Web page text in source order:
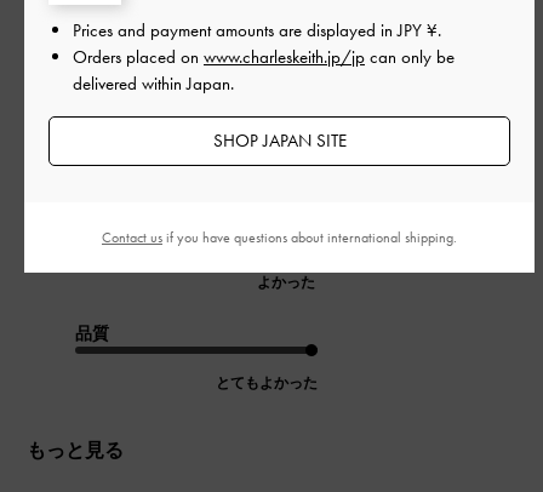
ブラウンは触り心地もつるっとしてて好みです！小銭も出し入
れしやすい！
まだ硬いのもあり、カードを入れるとスナップは閉まるけど広
がって厚みが出てしまうので、使って柔らかくなるのを待とう
デザイン
よかった
品質
とてもよかった
もっと見る
Prices and payment amounts are displayed inJPY ¥.
Orders placed on www.charleskeith.jp/jp can only be
delivered within Japan.
SHOP JAPAN SITE
Contact usif you have questions about international shipping.